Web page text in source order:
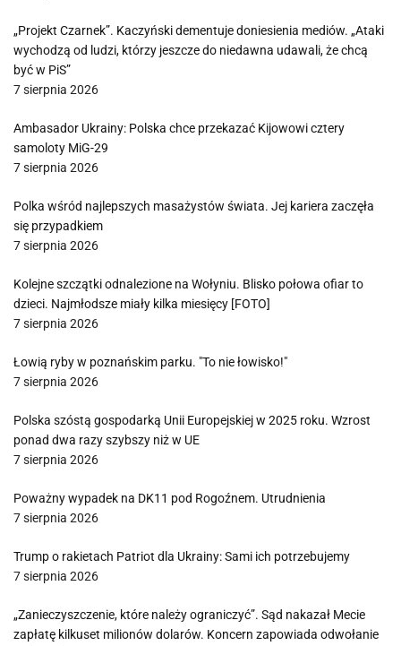
„Projekt Czarnek”. Kaczyński dementuje doniesienia mediów. „Ataki
wychodzą od ludzi, którzy jeszcze do niedawna udawali, że chcą
być w PiS”
7 sierpnia 2026
Ambasador Ukrainy: Polska chce przekazać Kijowowi cztery
samoloty MiG-29
7 sierpnia 2026
Polka wśród najlepszych masażystów świata. Jej kariera zaczęła
się przypadkiem
7 sierpnia 2026
Kolejne szczątki odnalezione na Wołyniu. Blisko połowa ofiar to
dzieci. Najmłodsze miały kilka miesięcy [FOTO]
7 sierpnia 2026
Łowią ryby w poznańskim parku. "To nie łowisko!"
7 sierpnia 2026
Polska szóstą gospodarką Unii Europejskiej w 2025 roku. Wzrost
ponad dwa razy szybszy niż w UE
7 sierpnia 2026
Poważny wypadek na DK11 pod Rogoźnem. Utrudnienia
7 sierpnia 2026
Trump o rakietach Patriot dla Ukrainy: Sami ich potrzebujemy
7 sierpnia 2026
„Zanieczyszczenie, które należy ograniczyć”. Sąd nakazał Mecie
zapłatę kilkuset milionów dolarów. Koncern zapowiada odwołanie